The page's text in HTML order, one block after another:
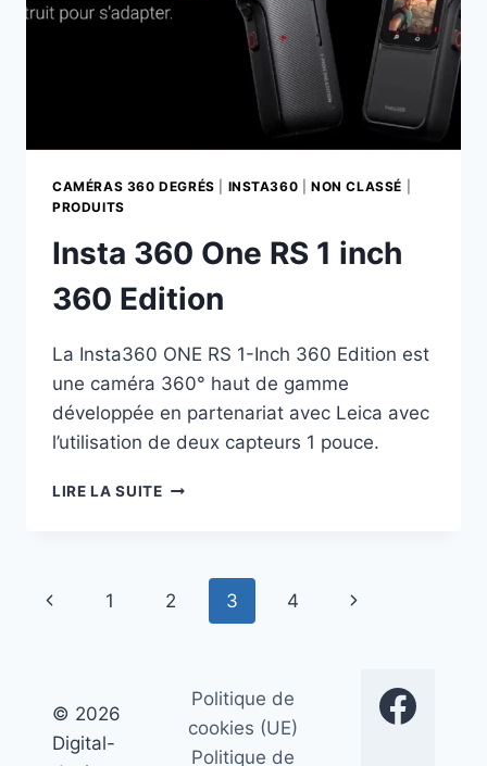
CAMÉRAS 360 DEGRÉS INSTA360 |NON CLASSÉ
PRODUITS
Insta 360 One RS 1 inch
360 Edition
La Insta360 ONE RS 1-Inch 360 Edition est
une caméra 360° haut de gamme
développée en partenariat avec Leica avec
l’utilisation de deux capteurs 1 pouce.
LIRE LA SUITEINSTA
INCH
Navigation
Page
1 2 3 4
Page
© 2026
Digital-
Politique de
cookies (UE)
Politique de